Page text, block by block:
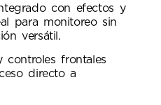
con efectos y
para monitoreo sin
versátil.
controles frontales
directo a